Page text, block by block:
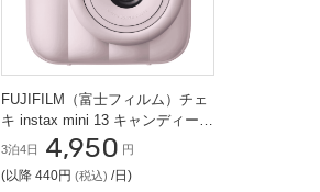
FUJIFILM（富士フィルム）チェ
キ instax mini 13 キャンディーピ
ンク
3泊4日 4,950 円
(以降 440円 (税込) /日)